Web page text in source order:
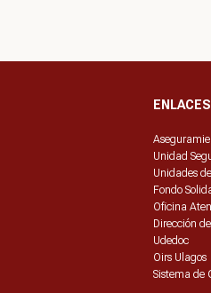
Unidad
Unidades
Fondo
Oficina
Dirección
Udedoc
Oirs Ulagos
Sistema de